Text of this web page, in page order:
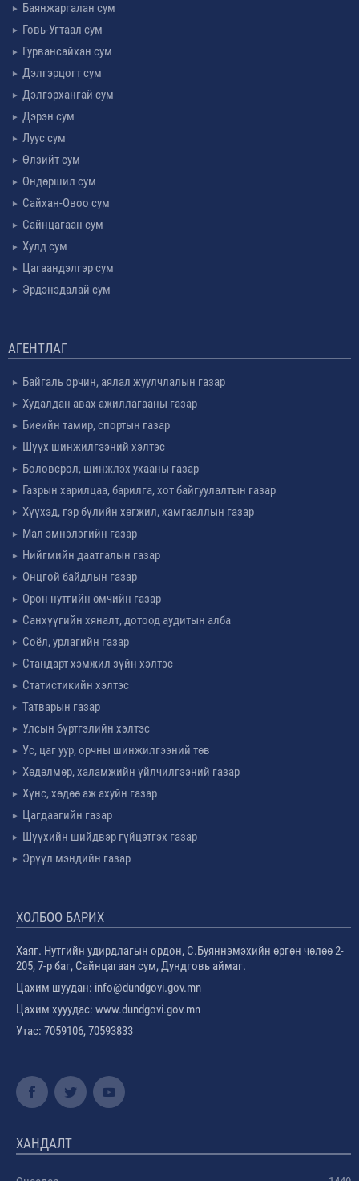
Баянжаргалан сум
Говь-Угтаал сум
Гурвансайхан сум
Дэлгэрцогт сум
Дэлгэрхангай сум
Дэрэн сум
Луус сум
Өлзийт сум
Өндөршил сум
Сайхан-Овоо сум
Сайнцагаан сум
Хулд сум
Цагаандэлгэр сум
Эрдэнэдалай сум
АГЕНТЛАГ
Байгаль орчин, аялал жуулчлалын газар
Худалдан авах ажиллагааны газар
Биеийн тамир, спортын газар
Шүүх шинжилгээний хэлтэс
Боловсрол, шинжлэх ухааны газар
Газрын харилцаа, барилга, хот байгуулалтын газар
Хүүхэд, гэр бүлийн хөгжил, хамгааллын газар
Мал эмнэлэгийн газар
Нийгмийн даатгалын газар
Онцгой байдлын газар
Орон нутгийн өмчийн газар
Санхүүгийн хяналт, дотоод аудитын алба
Соёл, урлагийн газар
Стандарт хэмжил зүйн хэлтэс
Статистикийн хэлтэс
Татварын газар
Улсын бүртгэлийн хэлтэс
Ус, цаг уур, орчны шинжилгээний төв
Хөдөлмөр, халамжийн үйлчилгээний газар
Хүнс, хөдөө аж ахуйн газар
Цагдаагийн газар
Шүүхийн шийдвэр гүйцэтгэх газар
Эрүүл мэндийн газар
ХОЛБОО БАРИХ
Хаяг. Нутгийн удирдлагын ордон, С.Буяннэмэхийн өргөн чөлөө 2-
205, 7-р баг, Сайнцагаан сум, Дундговь аймаг.
Цахим шуудан: info@dundgovi.gov.mn
Цахим хууудас: www.dundgovi.gov.mn
Утас: 7059106, 70593833
ХАНДАЛТ